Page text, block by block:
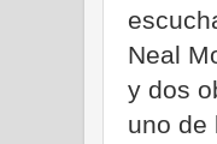
Neal
y dos
uno de